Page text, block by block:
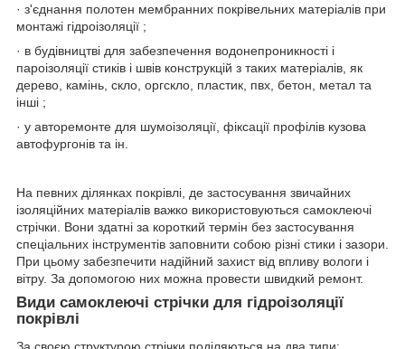
· з'єднання полотен мембранних покрівельних матеріалів при
монтажі гідроізоляції ;
· в будівництві для забезпечення водонепроникності і
пароізоляції стиків і швів конструкцій з таких матеріалів, як
дерево, камінь, скло, оргскло, пластик, пвх, бетон, метал та
інші ;
· у авторемонте для шумоізоляції, фіксації профілів кузова
автофургонів та ін.
На певних ділянках покрівлі, де застосування звичайних
ізоляційних матеріалів важко використовуються самоклеючі
стрічки. Вони здатні за короткий термін без застосування
спеціальних інструментів заповнити собою різні стики і зазори.
При цьому забезпечити надійний захист від впливу вологи і
вітру. За допомогою них можна провести швидкий ремонт.
Види самоклеючі стрічки для гідроізоляції
покрівлі
За своєю структурою стрічки поділяються на два типи: